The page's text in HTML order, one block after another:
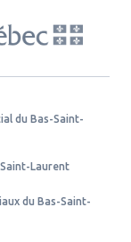
du Bas-Saint-
Laurent
du Bas-Saint-